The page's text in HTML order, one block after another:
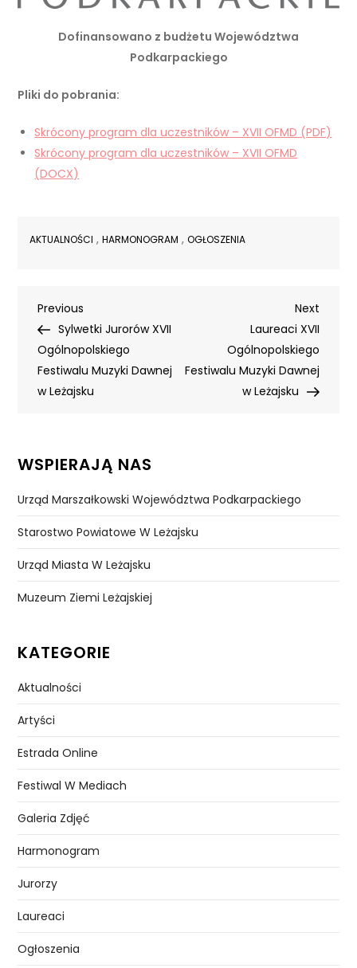
Dofinansowano z budżetu Województwa
Podkarpackiego
Pliki do pobrania:
Skrócony program dla uczestników – XVII OFMD (PDF)
Skrócony program dla uczestników – XVII OFMD
(DOCX)
AKTUALNOŚCI ,HARMONOGRAM ,OGŁOSZENIA
Nawigacja
wpisu
Previous
Post
Previous
Sylwetki Jurorów XVII
Ogólnopolskiego
Festiwalu Muzyki Dawnej
w Leżajsku
Next
Post
Next
Laureaci XVII
Ogólnopolskiego
Festiwalu Muzyki Dawnej
w Leżajsku
WSPIERAJĄ NAS
Urząd Marszałkowski Województwa Podkarpackiego
Starostwo Powiatowe W Leżajsku
Urząd Miasta W Leżajsku
Muzeum Ziemi Leżajskiej
KATEGORIE
Aktualności
Artyści
Estrada Online
Festiwal W Mediach
Galeria Zdjęć
Harmonogram
Jurorzy
Laureaci
Ogłoszenia